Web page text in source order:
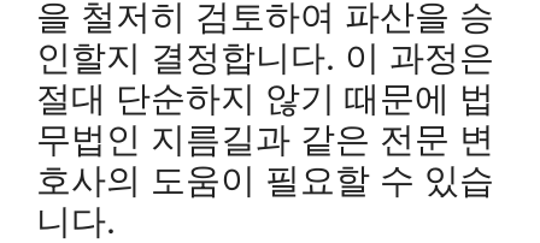
을 철저히 검토하여 파산을 승
인할지 결정합니다. 이 과정은
절대 단순하지 않기 때문에 법
무법인 지름길과 같은 전문 변
호사의 도움이 필요할 수 있습
니다.